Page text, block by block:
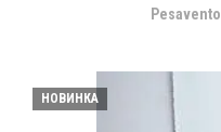
НОВИНКА